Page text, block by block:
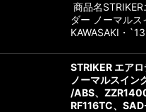
商品名
ダー ノーマル
KAWASAKI・
STRIKER エア
ノーマルスイ
/ABS、
RF116TC、